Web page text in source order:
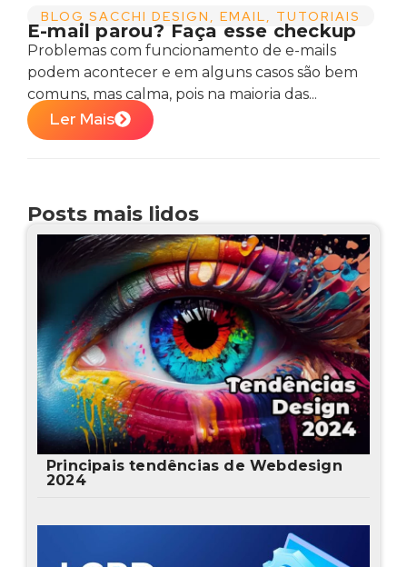
BLOG SACCHI DESIGN , EMAIL, TUTORIAIS
E-mail parou? Faça esse checkup
Problemas com funcionamento de e-mails
podem acontecer e em alguns casos são bem
comuns, mas calma, pois na maioria das...
Ler Mais
Posts mais lidos
Principais tendências de Webdesign
2024